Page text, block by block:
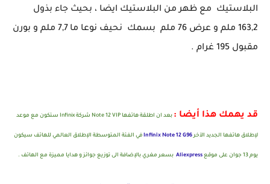
البلاستيك مع ظهر من البلاستيك ايضا ، بحيث جاء بذول
163,2 ملم و عرض 76 ملم بسمك نحيف نوعا ما 7,7 ملم و بورن
مقبول 195 غرام .
قد يهمك هذا أيضا : بعد ان اطلقة هاتفها Note 12 VIP شركة Infinix ستكون مع موعد
لإطلاق هاتفها الجديد الآخرInfinix Note 12 G96 في الفئة المتوسطة الإطلاق العالمي للهاتف سيكون
يوم 13 جوان على موقع Aliexpress بسعر مغري بالإضافة الى توزيع جوائز و هدايا مميزة مع الهاتف .